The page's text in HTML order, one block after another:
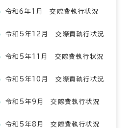
令和6年1月 交際費執行状況
令和5年12月 交際費執行状況
令和5年11月 交際費執行状況
令和5年10月 交際費執行状況
令和5年9月 交際費執行状況
令和5年8月 交際費執行状況